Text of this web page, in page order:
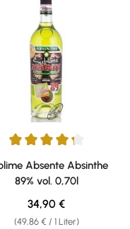
von 5 SternenBewertung
Absente Absinthe
89% vol. 0,70l
(49,86 € / 1 Liter)
Regulärer Preis:
34,90 €